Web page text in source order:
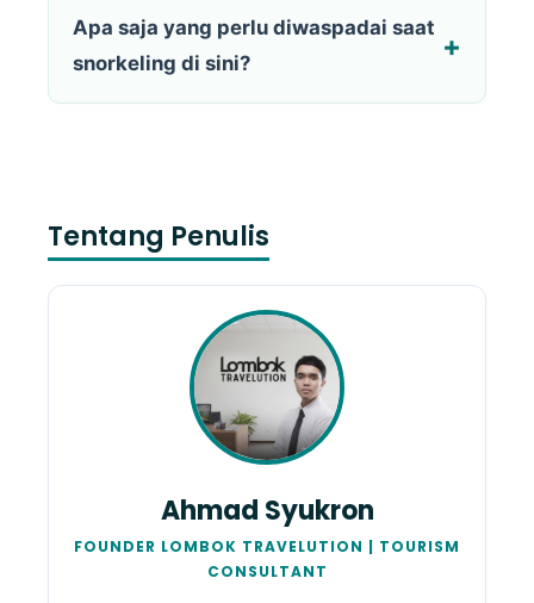
Apa saja yang perlu diwaspadai saat
snorkeling di sini?
Tentang Penulis
Ahmad Syukron
FOUNDER LOMBOK TRAVELUTION | TOURISM
CONSULTANT